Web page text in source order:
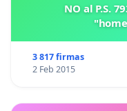
NO al P.S.
3 817 firmas
2 Feb 2015